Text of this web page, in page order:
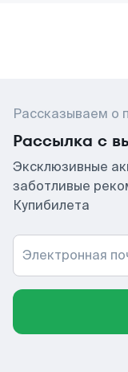
Рассказываем о
Рассылка с
Эксклюзивные
заботливые
Купибилета
Электронная